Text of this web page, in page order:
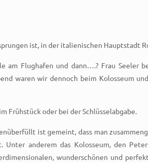
ist, in der italienischen Hauptstadt
am Flughafen und dann….? Frau Seeler
waren wir dennoch beim Kolosseum
Frühstück oder bei der Schlüsselabgabe.
ist gemeint, dass man
anderem das Kolosseum, den
wunderschönen und